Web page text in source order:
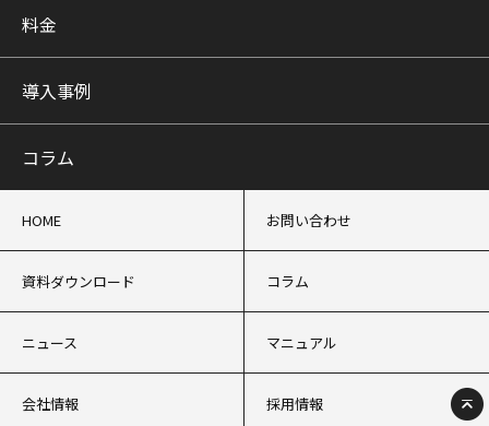
料金
導入事例
コラム
HOME お問い合わせ
資料ダウンロード コラム
ニュース マニュアル
会社情報 採用情報